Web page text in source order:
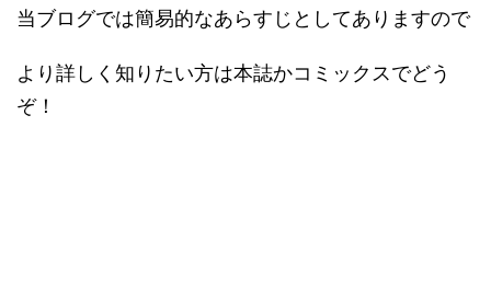
当ブログでは簡易的なあらすじとしてありますので
より詳しく知りたい方は本誌かコミックスでどう
ぞ！